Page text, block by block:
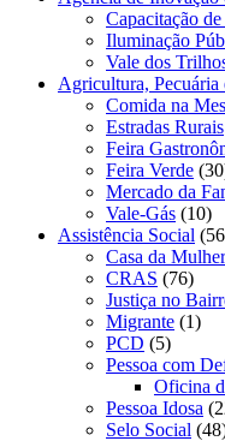
Capacitação
Iluminação
Vale dos
Agricultura, Pecuária
Comida na
Estradas Rurais
Feira
Feira Verde
Mercado da
Vale-Gás (10)
Assistência Social
Casa da Mulher
CRAS (76)
Justiça no
Migrante (1)
PCD (5)
Pessoa com
Oficina
Pessoa Idosa
Selo Social